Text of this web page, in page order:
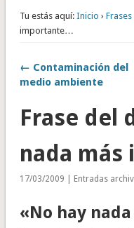
Tu estás aquí: Inicio › Frases
importante…
← Contaminación del
medio ambiente
Frase del
nada
17/03/2009 | Entradas
«No hay